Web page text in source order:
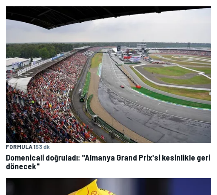
FORMULA 153 dk
Domenicali doğruladı: "Almanya Grand Prix'si kesinlikle geri
dönecek"